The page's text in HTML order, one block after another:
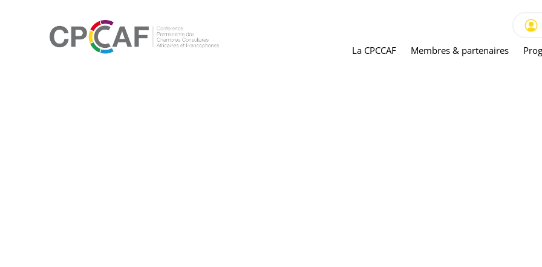
La CPCCAF Membres & partenaires